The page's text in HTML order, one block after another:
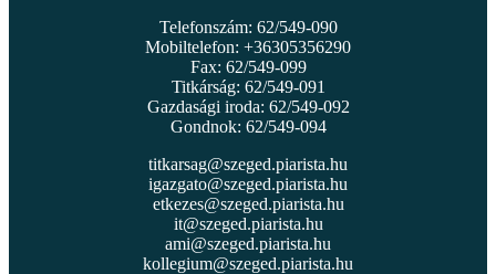
Telefonszám: 62/549-090
Mobiltelefon: +36305356290
Fax: 62/549-099
Titkárság: 62/549-091
Gazdasági iroda: 62/549-092
Gondnok: 62/549-094
titkarsag@szeged.piarista.hu
igazgato@szeged.piarista.hu
etkezes@szeged.piarista.hu
it@szeged.piarista.hu
ami@szeged.piarista.hu
kollegium@szeged.piarista.hu